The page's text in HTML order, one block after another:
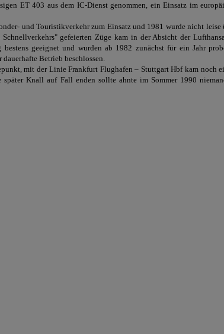
ET 403 aus dem IC-Dienst genommen, ein Einsatz im
und Touristikverkehr zum Einsatz und 1981 wurde nicht leise
gefeierten Züge kam in der Absicht der
geeignet und wurden ab 1982 zunächst für ein Jahr
Betrieb beschlossen.
mit der Linie Frankfurt Flughafen – Stuttgart Hbf kam noch
später Knall auf Fall enden sollte ahnte im Sommer 1990